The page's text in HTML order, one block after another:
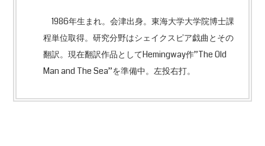
1986年生まれ。会津出身。東海大学大学院博士課
程単位取得。研究分野はシェイクスピア戯曲とその
翻訳。現在翻訳作品としてHemingway作”The Old
Man and The Sea”を準備中。左投右打。